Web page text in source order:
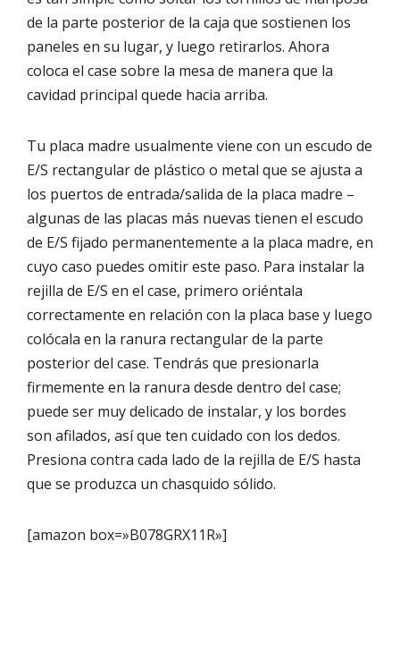
de la parte posterior de la caja que sostienen los
paneles en su lugar, y luego retirarlos. Ahora
coloca el case sobre la mesa de manera que la
cavidad principal quede hacia arriba.
Tu placa madre usualmente viene con un escudo de
E/S rectangular de plástico o metal que se ajusta a
los puertos de entrada/salida de la placa madre –
algunas de las placas más nuevas tienen el escudo
de E/S fijado permanentemente a la placa madre, en
cuyo caso puedes omitir este paso. Para instalar la
rejilla de E/S en el case, primero oriéntala
correctamente en relación con la placa base y luego
colócala en la ranura rectangular de la parte
posterior del case. Tendrás que presionarla
firmemente en la ranura desde dentro del case;
puede ser muy delicado de instalar, y los bordes
son afilados, así que ten cuidado con los dedos.
Presiona contra cada lado de la rejilla de E/S hasta
que se produzca un chasquido sólido.
[amazon box=»B078GRX11R»]